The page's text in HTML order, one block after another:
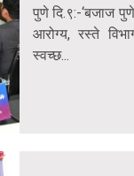
पुणे दि.९:-‘बजाज
आरोग्य, रस्ते
स्वच्छ...